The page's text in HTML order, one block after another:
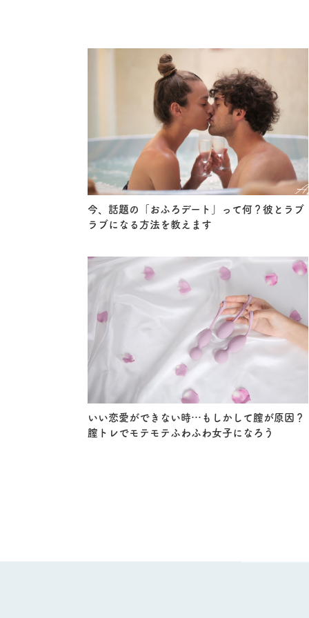
今、話題の「おふろデート」って何？彼とラブ
ラブになる方法を教えます
いい恋愛ができない時…もしかして膣が原因？
膣トレでモテモテふわふわ女子になろう